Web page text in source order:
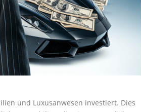
und Luxusanwesen investiert. Dies